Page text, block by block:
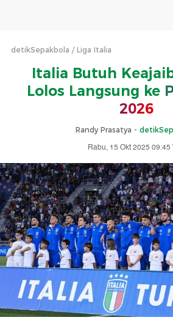
detikSepakbola Liga Italia
Italia Butuh
Lolos Langsung ke
2026
Randy Prasatya -
Rabu, 15 Okt 2025 09:45